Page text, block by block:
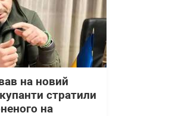
на новий
стратили
на